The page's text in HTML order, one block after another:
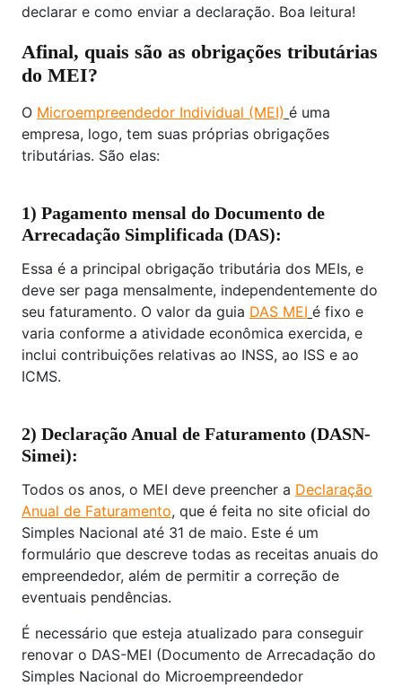
declarar e como enviar a declaração. Boa leitura!
Afinal, quais são as obrigações tributárias
do MEI?
O Microempreendedor Individual (MEI) é uma
empresa, logo, tem suas próprias obrigações
tributárias. São elas:
1) Pagamento mensal do Documento de
Arrecadação Simplificada (DAS):
Essa é a principal obrigação tributária dos MEIs, e
deve ser paga mensalmente, independentemente do
seu faturamento. O valor da guia DAS MEI é fixo e
varia conforme a atividade econômica exercida, e
inclui contribuições relativas ao INSS, ao ISS e ao
ICMS.
2) Declaração Anual de Faturamento (DASN-
Simei):
Todos os anos, o MEI deve preencher a Declaração
Anual de Faturamento, que é feita no site oficial do
Simples Nacional até 31 de maio. Este é um
formulário que descreve todas as receitas anuais do
empreendedor, além de permitir a correção de
eventuais pendências.
É necessário que esteja atualizado para conseguir
renovar o DAS-MEI (Documento de Arrecadação do
Simples Nacional do Microempreendedor